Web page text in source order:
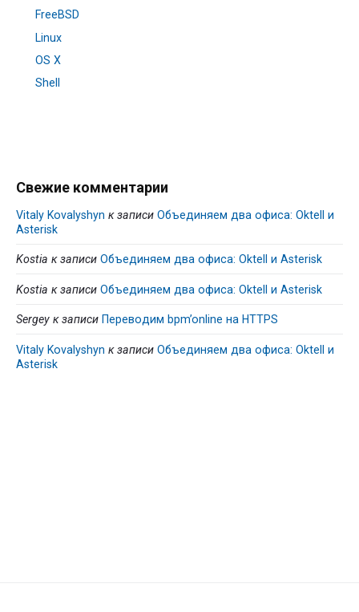
FreeBSD
Linux
OS X
Shell
Свежие комментарии
Vitaly Kovalyshyn к записи Объединяем два офиса: Oktell и
Asterisk
Kostia к записи Объединяем два офиса: Oktell и Asterisk
Kostia к записи Объединяем два офиса: Oktell и Asterisk
Sergey к записи Переводим bpm’online на HTTPS
Vitaly Kovalyshyn к записи Объединяем два офиса: Oktell и
Asterisk